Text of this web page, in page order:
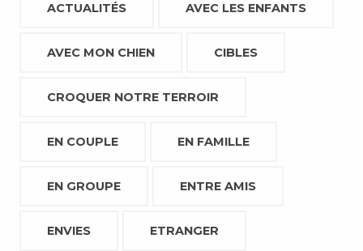
ACTUALITÉS AVEC LES ENFANTS
AVEC MON CHIEN CIBLES
CROQUER NOTRE TERROIR
EN COUPLE EN FAMILLE
EN GROUPE ENTRE AMIS
ENVIES ETRANGER